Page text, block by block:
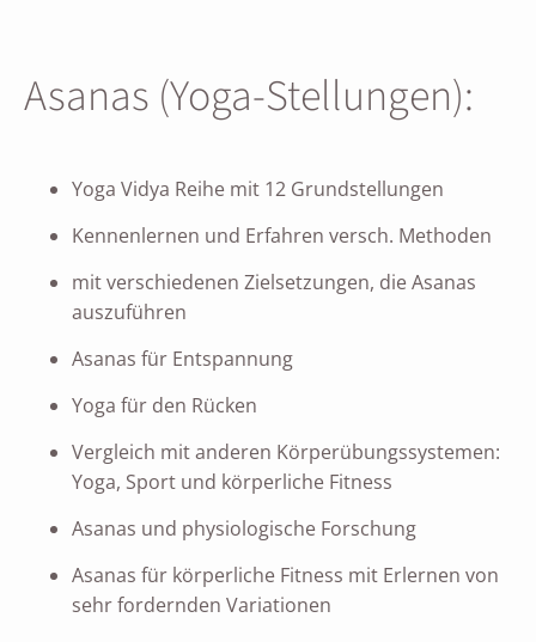
Asanas (Yoga-Stellungen):
Yoga Vidya Reihe mit 12 Grundstellungen
Kennenlernen und Erfahren versch. Methoden
mit verschiedenen Zielsetzungen, die Asanas
auszuführen
Asanas für Entspannung
Yoga für den Rücken
Vergleich mit anderen Körperübungssystemen:
Yoga, Sport und körperliche Fitness
Asanas und physiologische Forschung
Asanas für körperliche Fitness mit Erlernen von
sehr fordernden Variationen